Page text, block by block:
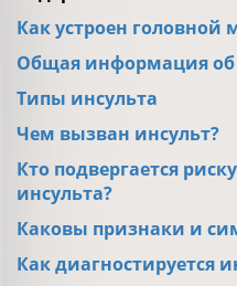
Как устроен головной
Общая информация об
Типы инсульта
Чем вызван инсульт?
Кто подвергается
инсульта?
Каковы признаки и
Как диагностируется